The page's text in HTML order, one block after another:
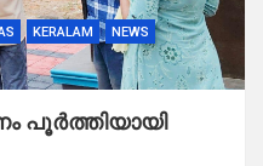
KERALAM
NEWS
പൂർത്തിയായി